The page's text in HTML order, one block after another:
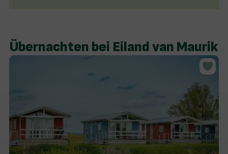
Übernachten bei Eiland van Maurik